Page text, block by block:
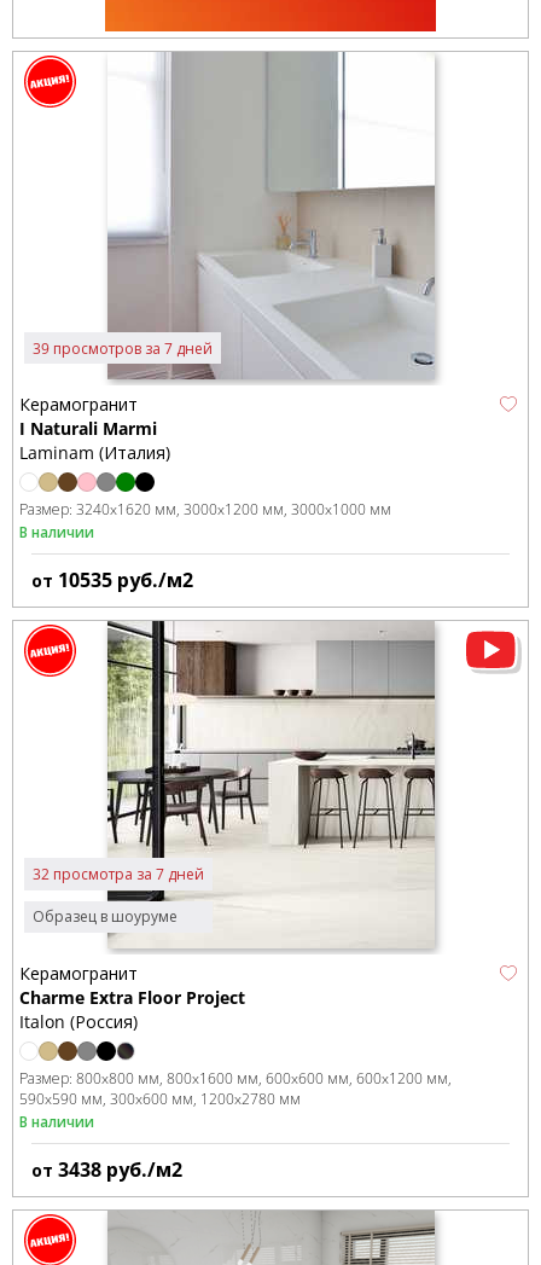
39 просмотров за 7 дней
Керамогранит
I Naturali Marmi
Laminam (Италия)
Размер: 3240x1620 мм 3000x1200 мм 3000x1000 мм
В наличии
от 10535 руб./м2
Образец в шоуруме
32 просмотра за 7 дней
Керамогранит
Charme Extra Floor Project
Italon (Россия)
Размер: 800x800 мм 800x1600 мм 600x600 мм 600x1200 мм
590x590 мм 300x600 мм 1200x2780 мм
В наличии
от 3438 руб./м2